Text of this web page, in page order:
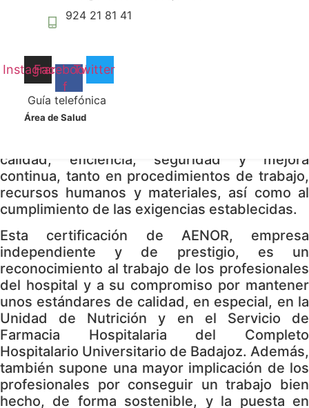
924 21 81 41
InstagramFacebook-
f
Twitter
Guía telefónica
Área de Salud
procesos para lograr alcanzar una mayor
satisfacción de los pacientes y profesionales
Este reconocimiento acredita una apuesta por
la mejora continua en la gestión de sus
procesos y servicios con el objetivo de lograr
una mayor satisfacción de los pacientes y
calidad, eficiencia, seguridad y mejora
continua, tanto en procedimientos de trabajo,
recursos humanos y materiales, así como al
cumplimiento de las exigencias establecidas.
Esta certificación de AENOR, empresa
independiente y de prestigio, es un
reconocimiento al trabajo de los profesionales
del hospital y a su compromiso por mantener
unos estándares de calidad, en especial, en la
Unidad de Nutrición y en el Servicio de
Farmacia Hospitalaria del Completo
Hospitalario Universitario de Badajoz. Además,
también supone una mayor implicación de los
profesionales por conseguir un trabajo bien
hecho, de forma sostenible, y la puesta en
Para que
nuestra web
funcione lo
mejor posible
visita. Si
rechaza estas
cookies,
algunas
funcionalidades
desaparecerán
de la web.